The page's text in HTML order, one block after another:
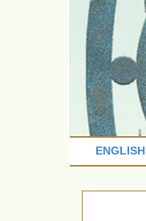
ENGLISH